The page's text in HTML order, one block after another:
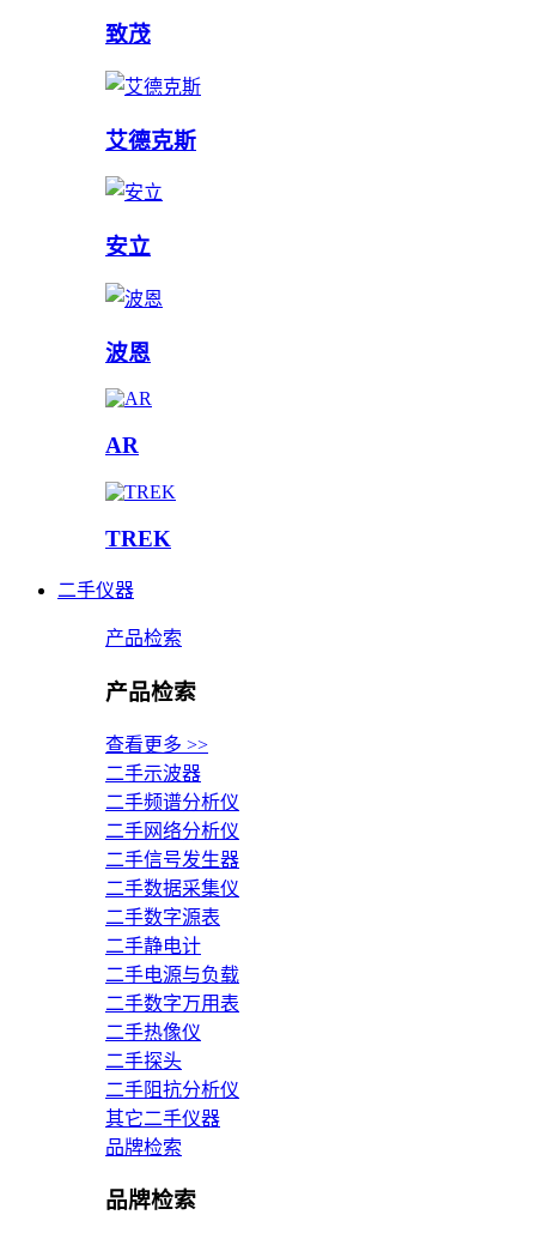
致茂
艾德克斯
安立
波恩
AR
TREK
二手仪器
产品检索
产品检索
查看更多 >>
二手示波器
二手频谱分析仪
二手网络分析仪
二手信号发生器
二手数据采集仪
二手数字源表
二手静电计
二手电源与负载
二手数字万用表
二手热像仪
二手探头
二手阻抗分析仪
其它二手仪器
品牌检索
品牌检索